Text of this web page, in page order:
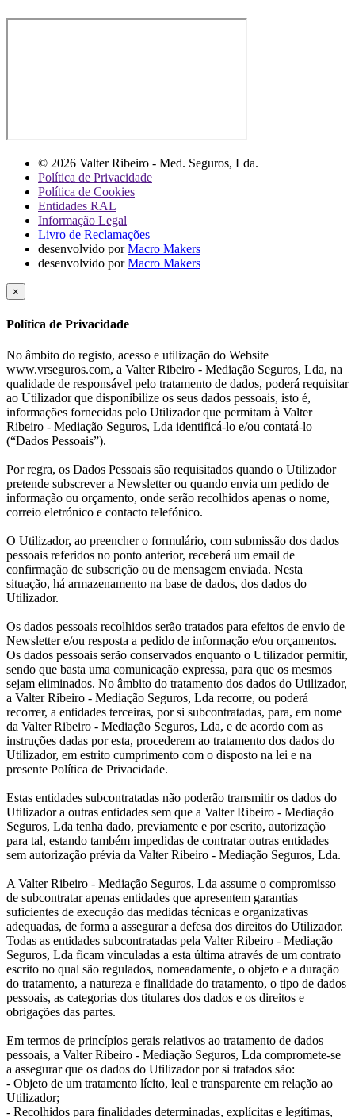
© 2026 Valter Ribeiro - Med. Seguros, Lda.
Política de Privacidade
Política de Cookies
Entidades RAL
Informação Legal
Livro de Reclamações
desenvolvido porMacro Makers
desenvolvido porMacro Makers
×
Política de Privacidade
No âmbito do registo, acesso e utilização do Website
www.vrseguros.com, a Valter Ribeiro - Mediação Seguros, Lda, na
qualidade de responsável pelo tratamento de dados, poderá requisitar
ao Utilizador que disponibilize os seus dados pessoais, isto é,
informações fornecidas pelo Utilizador que permitam à Valter
Ribeiro - Mediação Seguros, Lda identificá-lo e/ou contatá-lo
(“Dados Pessoais”).
Por regra, os Dados Pessoais são requisitados quando o Utilizador
pretende subscrever a Newsletter ou quando envia um pedido de
informação ou orçamento, onde serão recolhidos apenas o nome,
correio eletrónico e contacto telefónico.
O Utilizador, ao preencher o formulário, com submissão dos dados
pessoais referidos no ponto anterior, receberá um email de
confirmação de subscrição ou de mensagem enviada. Nesta
situação, há armazenamento na base de dados, dos dados do
Utilizador.
Os dados pessoais recolhidos serão tratados para efeitos de envio de
Newsletter e/ou resposta a pedido de informação e/ou orçamentos.
Os dados pessoais serão conservados enquanto o Utilizador permitir,
sendo que basta uma comunicação expressa, para que os mesmos
sejam eliminados. No âmbito do tratamento dos dados do Utilizador,
a Valter Ribeiro - Mediação Seguros, Lda recorre, ou poderá
recorrer, a entidades terceiras, por si subcontratadas, para, em nome
da Valter Ribeiro - Mediação Seguros, Lda, e de acordo com as
instruções dadas por esta, procederem ao tratamento dos dados do
Utilizador, em estrito cumprimento com o disposto na lei e na
presente Política de Privacidade.
Estas entidades subcontratadas não poderão transmitir os dados do
Utilizador a outras entidades sem que a Valter Ribeiro - Mediação
Seguros, Lda tenha dado, previamente e por escrito, autorização
para tal, estando também impedidas de contratar outras entidades
sem autorização prévia da Valter Ribeiro - Mediação Seguros, Lda.
A Valter Ribeiro - Mediação Seguros, Lda assume o compromisso
de subcontratar apenas entidades que apresentem garantias
suficientes de execução das medidas técnicas e organizativas
adequadas, de forma a assegurar a defesa dos direitos do Utilizador.
Todas as entidades subcontratadas pela Valter Ribeiro - Mediação
Seguros, Lda ficam vinculadas a esta última através de um contrato
escrito no qual são regulados, nomeadamente, o objeto e a duração
do tratamento, a natureza e finalidade do tratamento, o tipo de dados
pessoais, as categorias dos titulares dos dados e os direitos e
obrigações das partes.
Em termos de princípios gerais relativos ao tratamento de dados
pessoais, a Valter Ribeiro - Mediação Seguros, Lda compromete-se
a assegurar que os dados do Utilizador por si tratados são:
- Objeto de um tratamento lícito, leal e transparente em relação ao
Utilizador;
- Recolhidos para finalidades determinadas, explícitas e legítimas,